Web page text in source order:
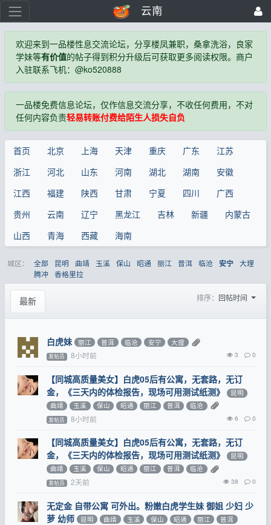
云南
欢迎来到一品楼性息交流论坛，分享楼凤兼职，桑拿洗浴，良家
学妹等有价值的帖子得到积分升级后可获取更多阅读权限。商户
入驻联系飞机：@ko520888
一品楼免费信息论坛，仅作信息交流分享，不收任何费用，不对
任何内容负责轻易转账付费给陌生人损失自负
首页 北京 上海 天津 重庆 广东
江苏
浙江
河北 山东 河南 湖北 湖南
安徽
江西
福建 陕西 甘肃 宁夏 四川
广西
贵州
云南 辽宁 黑龙江 吉林 新疆
内蒙古
山西
青海 西藏 海南
城区： 全部 昆明 曲靖 玉溪 保山 昭通 丽江 普洱 临沧 安宁 大理
腾冲
香格里拉
最新 排序： 回帖时间
白虎妹 丽江 普洱 临沧 安宁 大理
发帖员 8小时前 3 0
【同城高质量美女】白虎05后有公寓，无套路，无订
金，《三天内的体检报告，现场可用测试纸测》
昆明
曲靖
玉溪 保山 昭通 丽江 普洱 临沧
发帖员 8小时前 6 0
【同城高质量美女】白虎05后有公寓，无套路，无订
金，《三天内的体检报告，现场可用测试纸测》
昆明
曲靖
玉溪 保山 昭通 丽江 普洱 临沧
发帖员 2天前 38 0
无定金 自带公寓 可外出。粉嫩白虎学生妹 御姐 少妇 少
萝 幼师
昆明 曲靖 玉溪 保山 昭通 丽江
普洱